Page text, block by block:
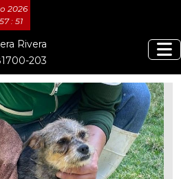
2026
: 52
Rivera
203